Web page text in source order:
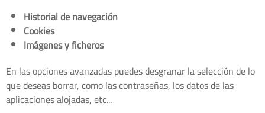
Historial de navegación
Cookies
Imágenes y ficheros
En las opciones avanzadas puedes desgranar la selección de lo
que deseas borrar, como las contraseñas, los datos de las
aplicaciones alojadas, etc...